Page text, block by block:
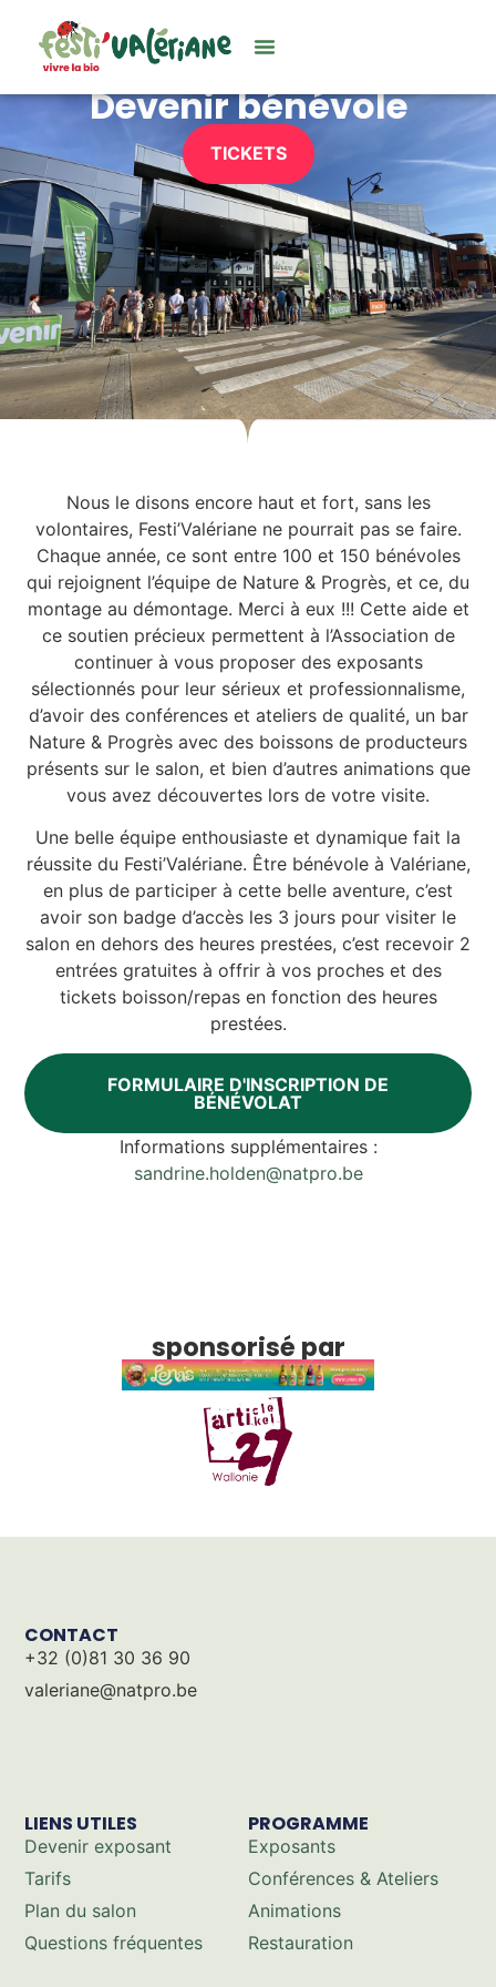
Devenir bénévole
TICKETS
Nous le disons encore haut et fort, sans les
volontaires, Festi’Valériane ne pourrait pas se faire.
Chaque année, ce sont entre 100 et 150 bénévoles
qui rejoignent l’équipe de Nature & Progrès, et ce, du
montage au démontage. Merci à eux !!! Cette aide et
ce soutien précieux permettent à l’Association de
continuer à vous proposer des exposants
sélectionnés pour leur sérieux et professionnalisme,
d’avoir des conférences et ateliers de qualité, un bar
Nature & Progrès avec des boissons de producteurs
présents sur le salon, et bien d’autres animations que
vous avez découvertes lors de votre visite.
Une belle équipe enthousiaste et dynamique fait la
réussite du Festi’Valériane. Être bénévole à Valériane,
en plus de participer à cette belle aventure, c’est
avoir son badge d’accès les 3 jours pour visiter le
salon en dehors des heures prestées, c’est recevoir 2
entrées gratuites à offrir à vos proches et des
tickets boisson/repas en fonction des heures
prestées.
FORMULAIRE D'INSCRIPTION DE
BÉNÉVOLAT
Informations supplémentaires :
sandrine.holden@natpro.be
sponsorisé par
PROGRAMME
Exposants
Conférences & Ateliers
Animations
Restauration
LIENS UTILES
Devenir exposant
Tarifs
Plan du salon
Questions fréquentes
CONTACT
+32 (0)81 30 36 90
valeriane@natpro.be